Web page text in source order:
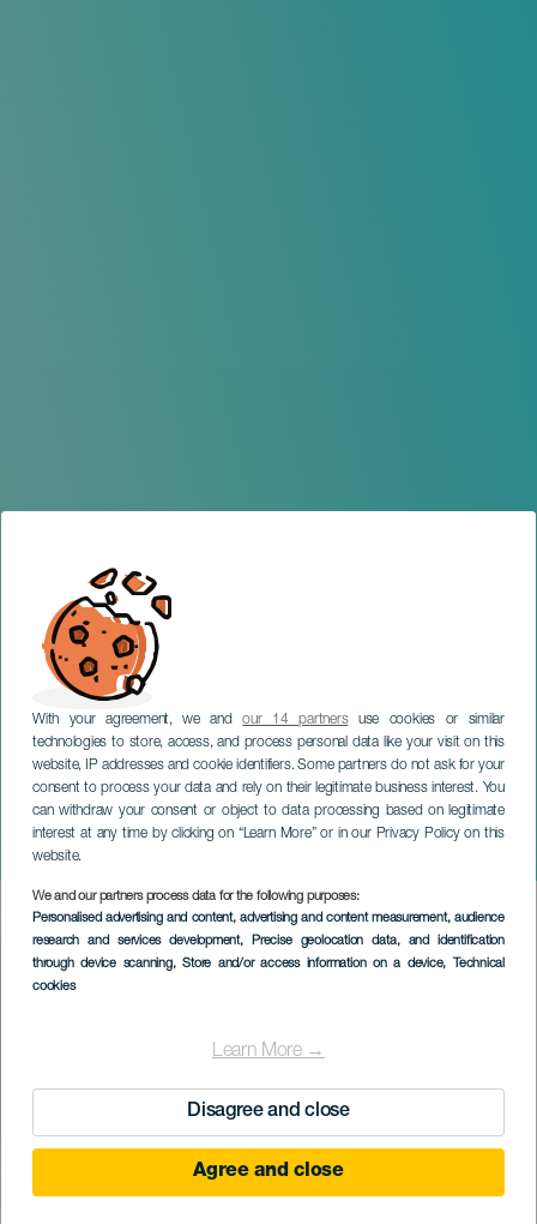
With your agreement, we andour 14 partnersuse cookies or similar
technologies to store, access, and process personal data like your visit on this
website, IP addresses and cookie identifiers. Some partners do not ask for your
consent to process your data and rely on their legitimate business interest. You
can withdraw your consent or object to data processing based on legitimate
interest at any time by clicking on “Learn More” or in our Privacy Policy on this
website.
We and our partners process data for the following purposes:
Personalised advertising and content, advertising and content measurement, audience
research and services development, Precise geolocation data, and identification
through device scanning, Store and/or access information on a device, Technical
cookies
Learn More →
Disagree and close
Agree and close
Ópera Don Giovanni
GRAN CANARIA
Imagen
Listado